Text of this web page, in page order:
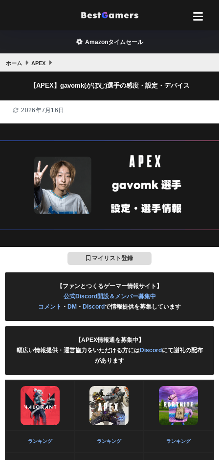
Amazonタイムセール
ホーム APEX
【APEX】gavomk(がぼむ)選手の感度・設定・デバイス
2026年7月16日
マイリスト登録
【ファンとつくるゲーマー情報サイト】
公式Discord開設＆メンバー募集中
コメント ・ DM ・ Discordで情報提供を募集しています
【APEX情報通を募集中】
幅広い情報提供・運営協力をいただける方にはDiscordにて謝礼の配布
があります
ランキング ランキング ランキング